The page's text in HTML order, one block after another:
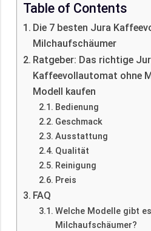
Table of Contents
Die 7 besten Jura
Milchaufschäumer
Ratgeber: Das richtige
Kaffeevollautomat ohne
Modell kaufen
Bedienung
Geschmack
Ausstattung
Qualität
Reinigung
Preis
FAQ
Welche Modelle gibt
Milchaufschäumer?